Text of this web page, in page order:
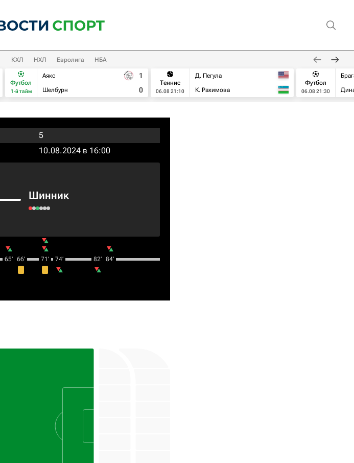
КХЛ НХЛ Евролига НБА
Футбол
1-й тайм
Аякс
Шелбурн
1
0
Теннис
06.08 21:10
Д. Пегула
К. Рахимова
Футбол
06.08 21:30
5
10.08.2024 в 16:00
Шинник
65‎’‎ 66‎’‎ 71‎’‎ 74‎’‎ 82‎’‎ 84‎’‎